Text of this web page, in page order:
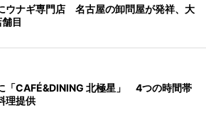
ウナギ専門店 名古屋の卸問屋が発祥、大
目
「CAFÉ&DINING 北極星」 4つの時間帯
理提供